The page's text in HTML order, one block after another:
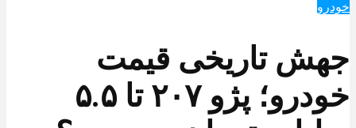
خودرو
جهش تاریخی قیمت
خودرو؛ پژو ۲۰۷ تا ۵.۵